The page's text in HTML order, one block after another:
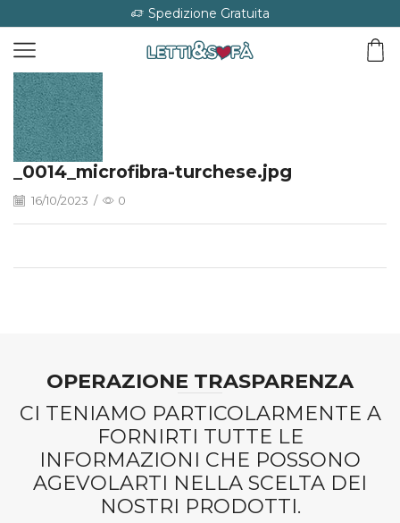
Spedizione Gratuita
_0014_microfibra-turchese.jpg
16/10/2023 / 0
OPERAZIONE TRASPARENZA
CI TENIAMO PARTICOLARMENTE A
FORNIRTI TUTTE LE
INFORMAZIONI CHE POSSONO
AGEVOLARTI NELLA SCELTA DEI
NOSTRI PRODOTTI.